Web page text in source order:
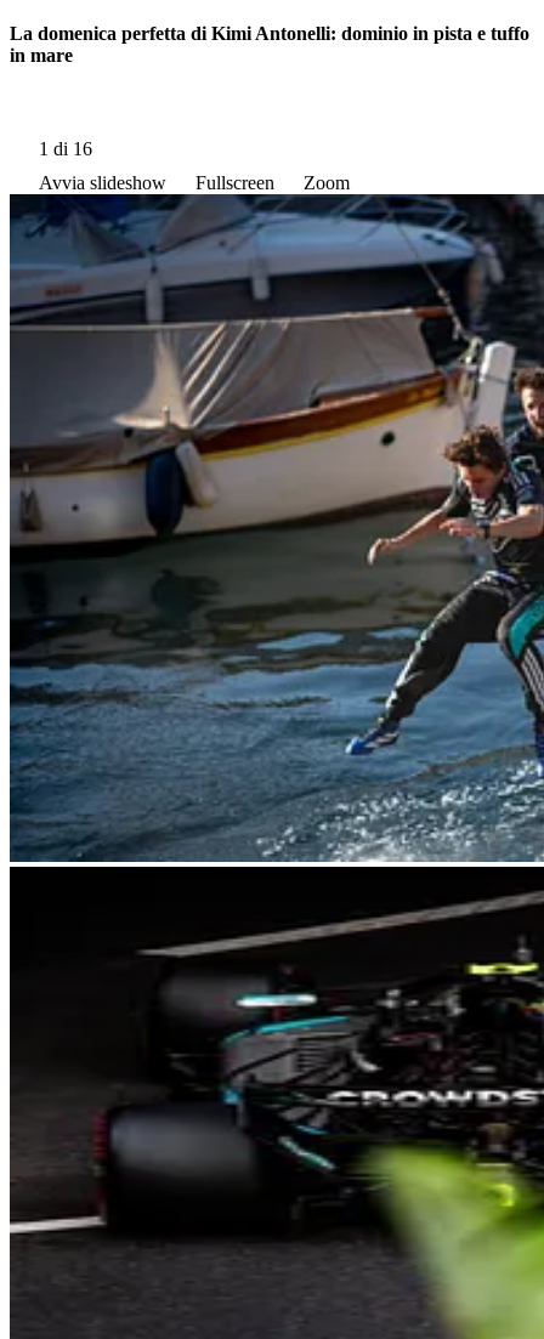
La domenica perfetta di Kimi Antonelli: dominio in pista e tuffo
in mare
1 di 16
Avvia slideshow
Fullscreen Zoom